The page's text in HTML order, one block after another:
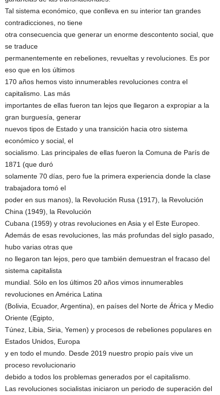
Tal sistema económico, que conlleva en su interior tan grandes
contradicciones, no tiene
otra consecuencia que generar un enorme descontento social, que
se traduce
permanentemente en rebeliones, revueltas y revoluciones. Es por
eso que en los últimos
170 años hemos visto innumerables revoluciones contra el
capitalismo. Las más
importantes de ellas fueron tan lejos que llegaron a expropiar a la
gran burguesía, generar
nuevos tipos de Estado y una transición hacia otro sistema
económico y social, el
socialismo. Las principales de ellas fueron la Comuna de París de
1871 (que duró
solamente 70 días, pero fue la primera experiencia donde la clase
trabajadora tomó el
poder en sus manos), la Revolución Rusa (1917), la Revolución
China (1949), la Revolución
Cubana (1959) y otras revoluciones en Asia y el Este Europeo.
Además de esas revoluciones, las más profundas del siglo pasado,
hubo varias otras que
no llegaron tan lejos, pero que también demuestran el fracaso del
sistema capitalista
mundial. Sólo en los últimos 20 años vimos innumerables
revoluciones en América Latina
(Bolivia, Ecuador, Argentina), en países del Norte de África y Medio
Oriente (Egipto,
Túnez, Libia, Siria, Yemen) y procesos de rebeliones populares en
Estados Unidos, Europa
y en todo el mundo. Desde 2019 nuestro propio país vive un
proceso revolucionario
debido a todos los problemas generados por el capitalismo.
Las revoluciones socialistas iniciaron un periodo de superación del